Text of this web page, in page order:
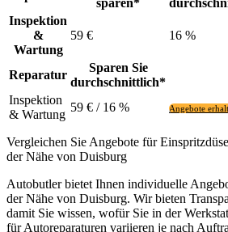
Inspektion
&
Wartung
59 € 16 %
Reparatur
Sparen Sie
durchschnittlich*
Inspektion
& Wartung
59 € / 16 % Angebote
Vergleichen Sie Angebote für
der Nähe von Duisburg
Autobutler bietet Ihnen individuelle
der Nähe von Duisburg. Wir bieten
damit Sie wissen, wofür Sie in der
für Autoreparaturen variieren je nach